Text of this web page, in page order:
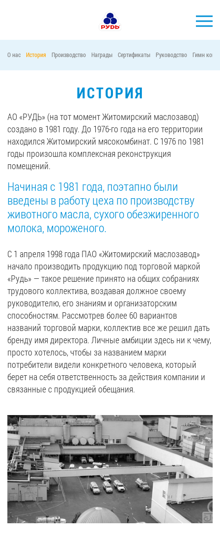
ПРОДУКЦИЯ
ПОТРЕБИТЕЛЯМ
АКЦИИ
ПРЕСС-ЦЕНТР
Тендерные закупки
Контакты
Вакансии
СТАТЬ ПАРТНЕРОМ
0412 48 28 17
0412 42 29 23
О нас История Производство Награды Сертификаты Руководство Гимн
ИСТОРИЯ
АО «РУДЬ» (на тот момент Житомирский маслозавод)
создано в 1981 году. До 1976-го года на его территории
находился Житомирский мясокомбинат. С 1976 по 1981
годы произошла комплексная реконструкция
помещений.
Начиная с 1981 года, поэтапно были
введены в работу цеха по производству
животного масла, сухого обезжиренного
молока, мороженого.
С 1 апреля 1998 года ПАО «Житомирский маслозавод»
начало производить продукцию под торговой маркой
«Рудь» — такое решение принято на общих собраниях
трудового коллектива, воздавая должное своему
руководителю, его знаниям и организаторским
способностям. Рассмотрев более 60 вариантов
названий торговой марки, коллектив все же решил дать
бренду имя директора. Личные амбиции здесь ни к чему,
просто хотелось, чтобы за названием марки
потребители видели конкретного человека, который
берет на себя ответственность за действия компании и
связанные с продукцией обещания.